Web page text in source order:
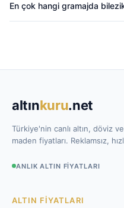
En çok hangi gramajda
altınkuru.net
Türkiye'nin canlı altın, döviz
maden fiyatları. Reklamsız,
ANLIK ALTIN FIYATLARI
ALTIN FIYATLARI